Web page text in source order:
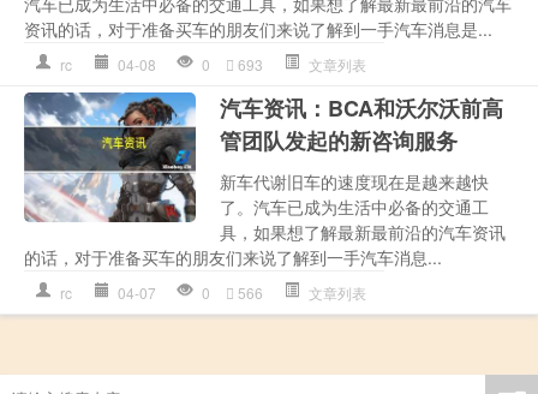
资讯的话，对于准备买车的朋友们来说了解到一手汽车消息是...
rc 04-08 0 693 文章列表
汽车资讯：BCA和沃尔沃前高
管团队发起的新咨询服务
新车代谢旧车的速度现在是越来越快
了。汽车已成为生活中必备的交通工
具，如果想了解最新最前沿的汽车资讯
的话，对于准备买车的朋友们来说了解到一手汽车消息...
rc 04-07 0 566 文章列表